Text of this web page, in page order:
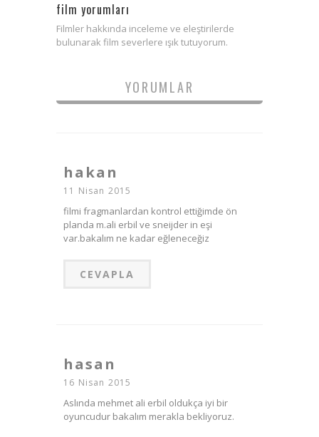
film yorumları
Filmler hakkında inceleme ve eleştirilerde
bulunarak film severlere ışık tutuyorum.
YORUMLAR
hakan
11 Nisan 2015
filmi fragmanlardan kontrol ettiğimde ön
planda m.ali erbil ve sneijder in eşi
var.bakalım ne kadar eğleneceğiz
CEVAPLA
hasan
16 Nisan 2015
Aslında mehmet ali erbil oldukça iyi bir
oyuncudur bakalım merakla bekliyoruz.